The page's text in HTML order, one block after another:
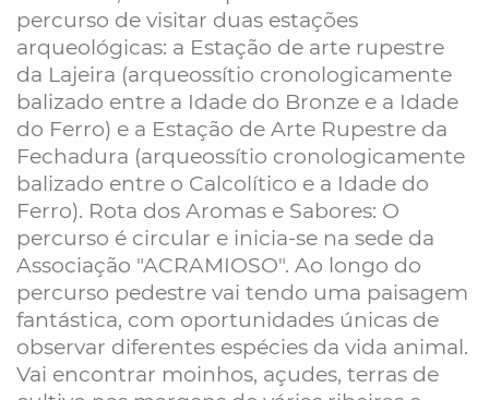
percurso de visitar duas estações
arqueológicas: a Estação de arte rupestre
da Lajeira (arqueossítio cronologicamente
balizado entre a Idade do Bronze e a Idade
do Ferro) e a Estação de Arte Rupestre da
Fechadura (arqueossítio cronologicamente
balizado entre o Calcolítico e a Idade do
Ferro). Rota dos Aromas e Sabores: O
percurso é circular e inicia-se na sede da
Associação "ACRAMIOSO". Ao longo do
percurso pedestre vai tendo uma paisagem
fantástica, com oportunidades únicas de
observar diferentes espécies da vida animal.
Vai encontrar moinhos, açudes, terras de